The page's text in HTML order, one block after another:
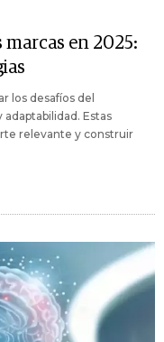
en 2025:
los desafíos del
Estas
relevante y construir